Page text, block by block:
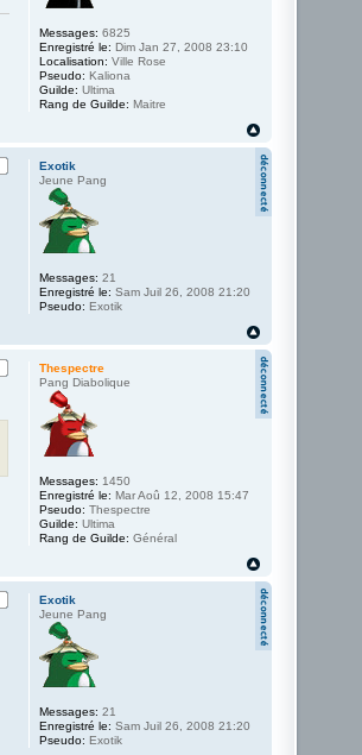
Messages: 6825
Enregistré le: Dim Jan 27, 2008 23:10
Localisation: Ville Rose
Pseudo: Kaliona
Guilde: Ultima
Rang de Guilde: Maitre
Exotik
Jeune Pang
Messages: 21
Enregistré le: Sam Juil 26, 2008 21:20
Pseudo: Exotik
Thespectre
Pang Diabolique
Messages: 1450
Enregistré le: Mar Aoû 12, 2008 15:47
Pseudo: Thespectre
Guilde: Ultima
Rang de Guilde: Général
Exotik
Jeune Pang
Messages: 21
Enregistré le: Sam Juil 26, 2008 21:20
Pseudo: Exotik